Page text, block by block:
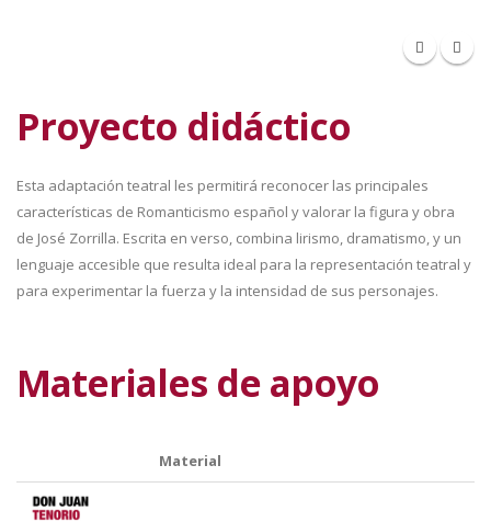
Proyecto didáctico
Esta adaptación teatral les permitirá reconocer las principales
características de Romanticismo español y valorar la figura y obra
de José Zorrilla. Escrita en verso, combina lirismo, dramatismo, y un
lenguaje accesible que resulta ideal para la representación teatral y
para experimentar la fuerza y la intensidad de sus personajes.
Materiales de apoyo
Material